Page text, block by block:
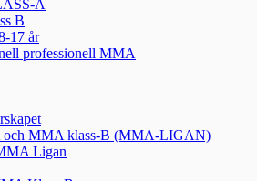
A
B
17 år
professionell MMA
och MMA klass-B (MMA-LIGAN)
Ligan